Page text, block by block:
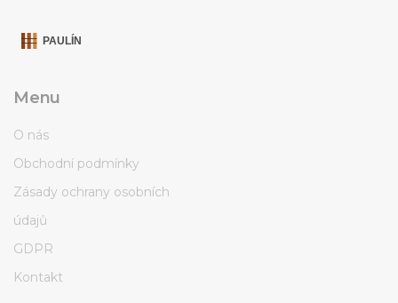
Menu
O nás
Obchodní podmínky
Zásady ochrany osobních
údajů
GDPR
Kontakt